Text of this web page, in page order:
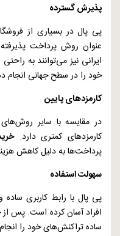
پذیرش گسترده
پی پال در بسیاری از
عنوان روش پرداخت
ایرانی نیز می‌توانند به
خود را در سطح جهانی انجام
کارمزدهای پایین
در مقایسه با سایر روش‌های
کارمزدهای کمتری دارد.
پرداخت‌ها به دلیل کاهش
سهولت استفاده
پی پال با رابط کاربری ساده
افراد آسان کرده است. پس از
ساده تراکنش‌های خود را